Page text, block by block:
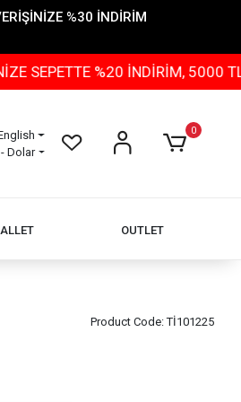
%30 İNDİRİM
%20 İNDİRİM, 5000 TL ÜZERİ
Dolar
0
OUTLET
Product Code:Tİ101225